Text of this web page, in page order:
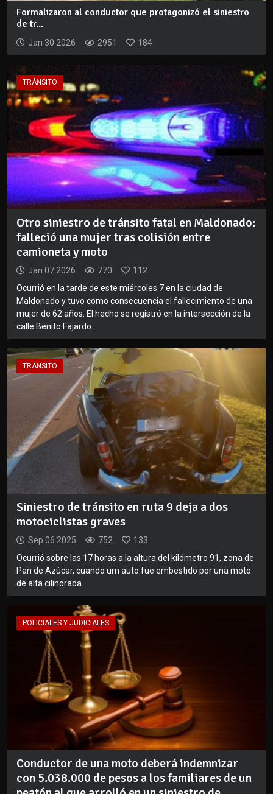
Formalizaron al conductor que protagonizó el siniestro
de tr...
Jan 30 2026 2951 184
TRÁNSITO
Otro siniestro de tránsito fatal en Maldonado:
falleció una mujer tras colisión entre
camioneta y moto
Jan 07 2026 770
112
Ocurrió en la tarde de este miércoles 7 en la ciudad de
Maldonado y tuvo como consecuencia el fallecimiento de una
mujer de 62 años. El hecho se registró en la intersección de la
calle Benito Fajardo...
TRÁNSITO
Siniestro de tránsito en ruta 9 deja a dos
motociclistas graves
Sep 06 2025 752
133
Ocurrió sobre las 17 horas a la altura del kilómetro 91, zona de
Pan de Azúcar, cuando um auto fue embestido por una moto
de alta cilindrada.
POLICIALES Y JUDICIALES
Conductor de una moto deberá indemnizar
con 5.038.000 de pesos a los familiares de un